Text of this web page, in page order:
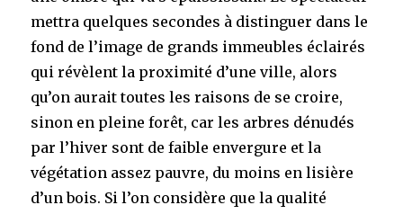
mettra quelques secondes à distinguer dans le
fond de l’image de grands immeubles éclairés
qui révèlent la proximité d’une ville, alors
qu’on aurait toutes les raisons de se croire,
sinon en pleine forêt, car les arbres dénudés
par l’hiver sont de faible envergure et la
végétation assez pauvre, du moins en lisière
d’un bois. Si l’on considère que la qualité